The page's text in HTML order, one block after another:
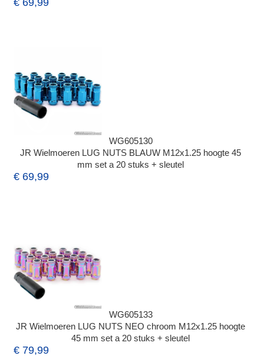
€ 69,99
WG605130
JR Wielmoeren LUG NUTS BLAUW M12x1.25 hoogte 45
mm set a 20 stuks + sleutel
€ 69,99
WG605133
JR Wielmoeren LUG NUTS NEO chroom M12x1.25 hoogte
45 mm set a 20 stuks + sleutel
€ 79,99